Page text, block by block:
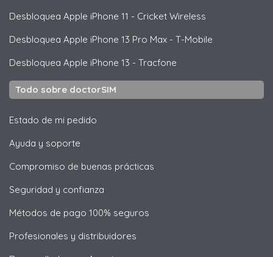
Desbloquea Apple iPhone 11 - Cricket Wireless
Desbloquea Apple iPhone 13 Pro Max - T-Mobile
Desbloquea Apple iPhone 13 - Tracfone
Todo sobre doctorSIM
Estado de mi pedido
Ayuda y soporte
Compromiso de buenas prácticas
Seguridad y confianza
Métodos de pago 100% seguros
Profesionales y distribuidores